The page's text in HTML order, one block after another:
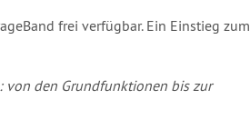
frei verfügbar. Ein Einstieg zum
von den Grundfunktionen bis zur